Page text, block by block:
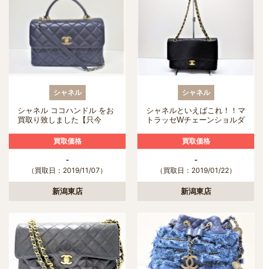
シャネル
シャネル ココハンドル をお
買取り致しました【只今
かんてい局新潟東店】
買取価格
-
（買取日：2019/11/07）
新潟東店
シャネル
シャネルといえばこれ！！マ
トラッセWチェーンショルダ
買取価格
-
（買取日：2019/01/22）
新潟東店